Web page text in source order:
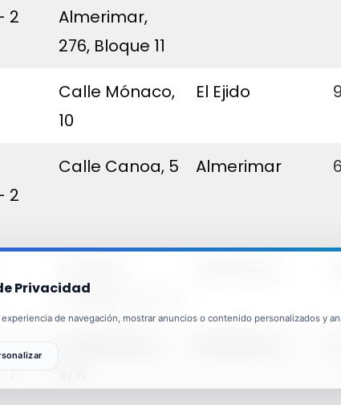
2
Almerimar,
276, Bloque 11
Calle Mónaco,
10
El Ejido
2
Calle Canoa, 5 Almerimar
Almerimar, s/n
Privacidad
de navegación, mostrar anuncios o contenido personalizados y